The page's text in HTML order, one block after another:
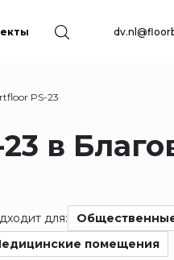
PS-23
в
для:
помещения